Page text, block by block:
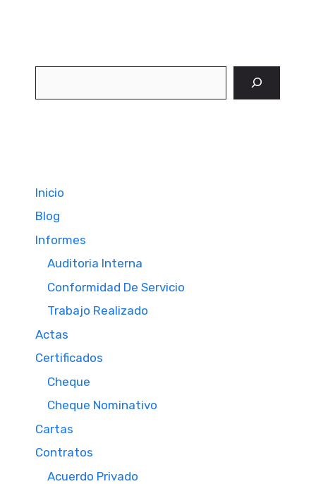
Inicio
Blog
Informes
Auditoria Interna
Conformidad De Servicio
Trabajo Realizado
Actas
Certificados
Cheque
Cheque Nominativo
Cartas
Contratos
Acuerdo Privado